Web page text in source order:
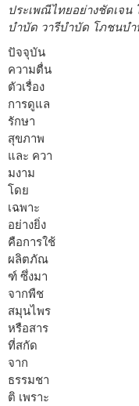
ประเพณีไทยอย่างชัดเจน
บำบัด วารีบำบัด โภชนบ
ปัจจุบัน
ความตื่น
ตัวเรื่อง
การดูแล
รักษา
สุขภาพ
และ ควา
มงาม
โดย
เฉพาะ
อย่างยิ่ง
คือการใช้
ผลิตภัณ
ฑ์ ซึ่งมา
จากพืช
สมุนไพร
หรือสาร
ที่สกัด
จาก
ธรรมชา
ติ เพราะ